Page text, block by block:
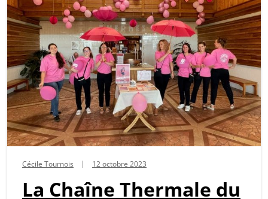
Cécile Tournois 12 octobre 2023
La Chaîne Thermale du